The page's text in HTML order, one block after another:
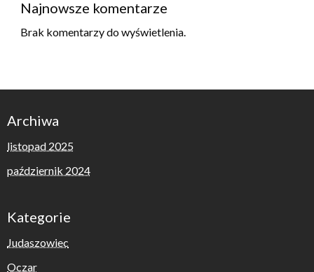
Najnowsze komentarze
Brak komentarzy do wyświetlenia.
Archiwa
listopad 2025
październik 2024
Kategorie
Judaszowiec
Oczar